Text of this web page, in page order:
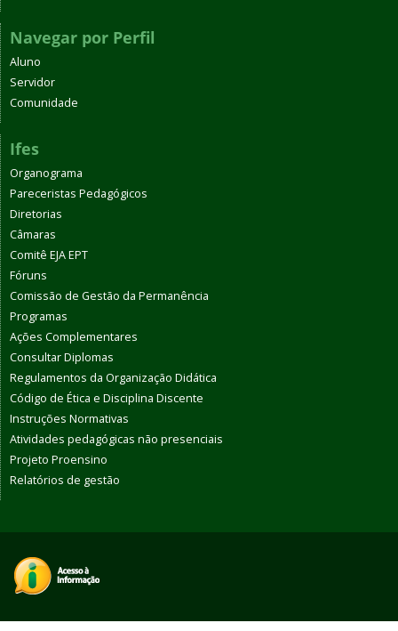
Navegar por Perfil
Aluno
Servidor
Comunidade
Ifes
Organograma
Pareceristas Pedagógicos
Diretorias
Câmaras
Comitê EJA EPT
Fóruns
Comissão de Gestão da Permanência
Programas
Ações Complementares
Consultar Diplomas
Regulamentos da Organização Didática
Código de Ética e Disciplina Discente
Instruções Normativas
Atividades pedagógicas não presenciais
Projeto Proensino
Relatórios de gestão